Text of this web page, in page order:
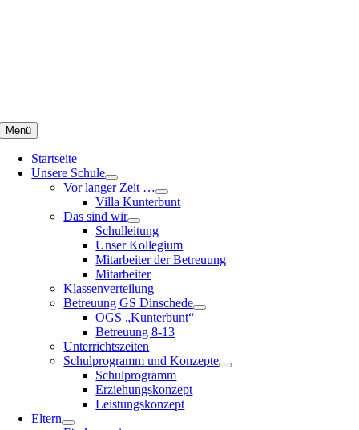
Menü
Startseite
Unsere Schule
Vor langer Zeit …
Villa Kunterbunt
Das sind wir
Schulleitung
Unser Kollegium
Mitarbeiter der Betreuung
Mitarbeiter
Klassenverteilung
Betreuung GS Dinschede
OGS „Kunterbunt“
Betreuung 8-13
Unterrichtszeiten
Schulprogramm und Konzepte
Schulprogramm
Erziehungskonzept
Leistungskonzept
Eltern